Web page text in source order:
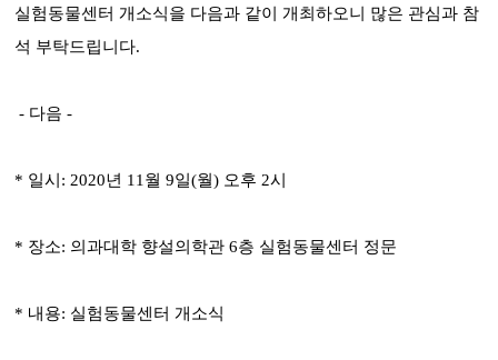
실험동물센터 개소식을 다음과 같이 개최하오니 많은 관심과 참
석 부탁드립니다.
- 다음 -
* 일시: 2020년 11월 9일(월) 오후 2시
* 장소: 의과대학 향설의학관 6층 실험동물센터 정문
* 내용: 실험동물센터 개소식